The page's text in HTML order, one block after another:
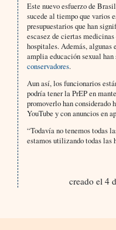
Este nuevo esfuerzo de
sucede al tiempo que varios
presupuestarios que han
escasez de ciertas
hospitales. Además, algunas
amplia educación sexual
conservadores.
Aun así, los funcionarios
podría tener la PrEP en
promoverlo han considerado
YouTube y con anuncios en
“Todavía no tenemos todas
estamos utilizando todas las
creado el 4